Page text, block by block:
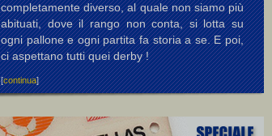
completamente diverso, al quale non siamo più
abituati, dove il rango non conta, si lotta su
ogni pallone e ogni partita fa storia a se. E poi,
ci aspettano tutti quei derby !
[continua]